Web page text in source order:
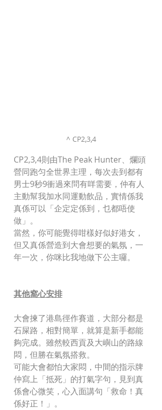
^ CP2,3,4
CP2,3,4則由The Peak Hunter、爛頭
營同跑匀全世界主理，每次去到都有
男士9秒9衝過來問有咩需要，仲有人
主動幫我加水同運動飲品，實情係我
真係可以「企定定係到，乜都唔使
做」。
當然，你可能覺得咁樣好似好港女，
但又真係營造到大會想要的氣氛，一
年一次，你咪比我地做下公主囉。
其他窩心安排
大會揀了港島徑作賽道，大部分都是
石屎路，相對簡單，就算是新手都能
夠完成。雖然較西貢及大嶼山的路線
悶，但勝在氣氛搭救。
可能大會都怕大家悶，中間的指示牌
仲寫上「抵死」的打氣字句，見到真
係會心微笑，心入面講句「救命！真
係好正！」。